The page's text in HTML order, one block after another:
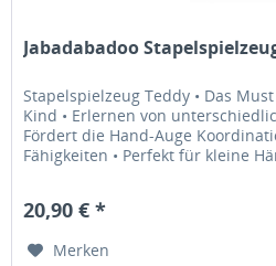
Jabadabadoo
Stapelspielzeug Teddy • Das
Kind • Erlernen von
Fördert die Hand-Auge
Fähigkeiten • Perfekt für kleine
20,90 € *
Merken